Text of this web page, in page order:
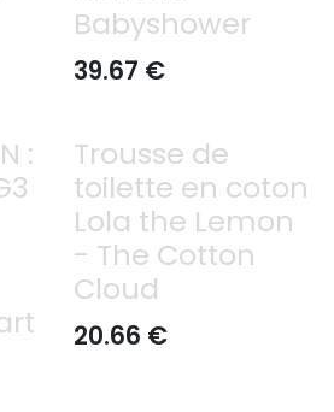
Babyshower
39.67 €
:
Trousse de
toilette en coton
Lola the Lemon
- The Cotton
Cloud
20.66 €